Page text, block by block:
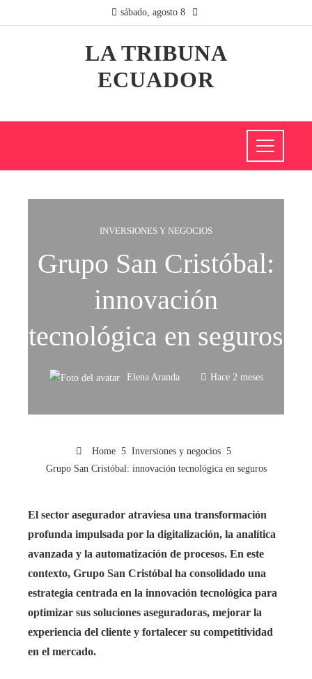
sábado, agosto 8
LA TRIBUNA
ECUADOR
INVERSIONES Y NEGOCIOS
Grupo San Cristóbal:
innovación
tecnológica en seguros
Elena Aranda Hace 2 meses
Home
Inversiones y negocios
Grupo San Cristóbal: innovación tecnológica en seguros
El sector asegurador atraviesa una transformación
profunda impulsada por la digitalización, la analítica
avanzada y la automatización de procesos. En este
contexto, Grupo San Cristóbal ha consolidado una
estrategia centrada en la innovación tecnológica para
optimizar sus soluciones aseguradoras, mejorar la
experiencia del cliente y fortalecer su competitividad
en el mercado.